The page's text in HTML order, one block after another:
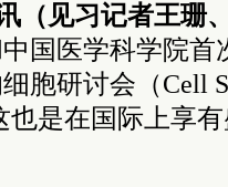
（见习记者王珊
国医学科学院首
胞研讨会（Cell
也是在国际上享